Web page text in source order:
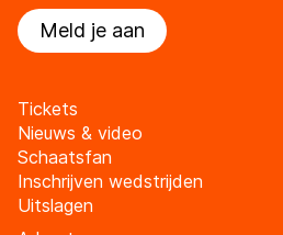
Meld je aan
Tickets
Nieuws & video
Schaatsfan
Inschrijven wedstrijden
Uitslagen